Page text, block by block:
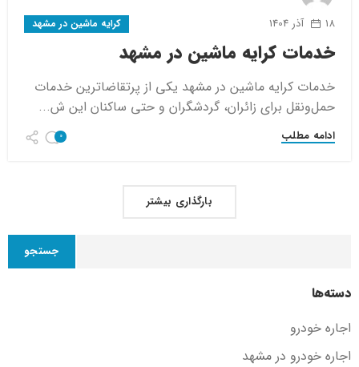
18 آذر 1404 کرایه ماشین در مشهد
خدمات کرایه ماشین در مشهد
خدمات کرایه ماشین در مشهد یکی از پرتقاضاترین خدمات
حمل‌ونقل برای زائران، گردشگران و حتی ساکنان این ش...
ادامه مطلب 0
بارگذاری بیشتر
جستجو
دسته‌ها
اجاره خودرو
اجاره خودرو در مشهد